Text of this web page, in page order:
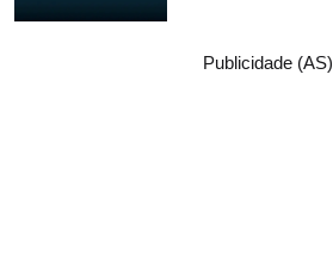
Publicidade (AS)